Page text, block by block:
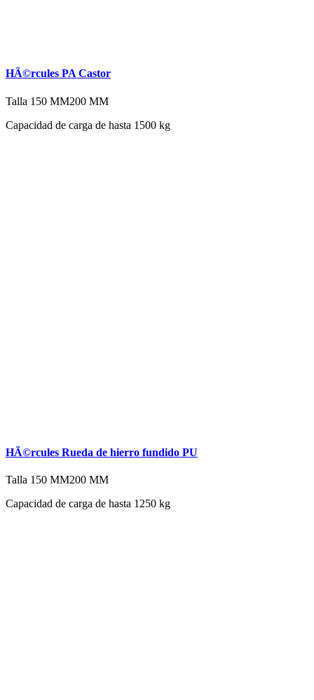
HÃ©rcules PA Castor
Talla 150 MM200 MM
Capacidad de carga de hasta 1500 kg
HÃ©rcules Rueda de hierro fundido PU
Talla 150 MM200 MM
Capacidad de carga de hasta 1250 kg